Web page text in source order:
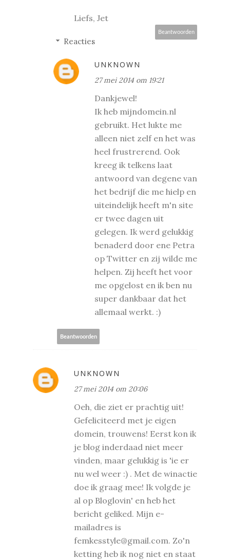
Liefs, Jet
Beantwoorden
Reacties
UNKNOWN
27 mei 2014 om 19:21
Dankjewel!
Ik heb mijndomein.nl
gebruikt. Het lukte me
alleen niet zelf en het was
heel frustrerend. Ook
kreeg ik telkens laat
antwoord van degene van
het bedrijf die me hielp en
uiteindelijk heeft m'n site
er twee dagen uit
gelegen. Ik werd gelukkig
benaderd door ene Petra
op Twitter en zij wilde me
helpen. Zij heeft het voor
me opgelost en ik ben nu
super dankbaar dat het
allemaal werkt. :)
Beantwoorden
UNKNOWN
27 mei 2014 om 20:06
Oeh, die ziet er prachtig uit!
Gefeliciteerd met je eigen
domein, trouwens! Eerst kon ik
je blog inderdaad niet meer
vinden, maar gelukkig is 'ie er
nu wel weer :) . Met de winactie
doe ik graag mee! Ik volgde je
al op Bloglovin' en heb het
bericht geliked. Mijn e-
mailadres is
femkesstyle@gmail.com. Zo'n
ketting heb ik nog niet en staat